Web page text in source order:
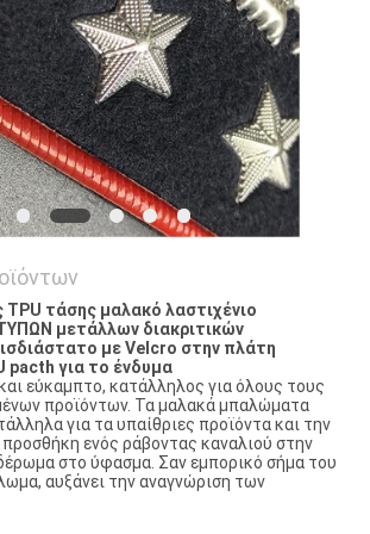
τάσης μαλακό λαστιχένιο
μετάλλων διακριτικών
με Velcro στην πλάτη
pacth για το ένδυμα
εύκαμπτο, κατάλληλος για όλους τους
προϊόντων. Τα μαλακά μπαλώματα
για τα υπαίθριες προϊόντα και την
ενός ράβοντας καναλιού στην
στο ύφασμα. Σαν εμπορικό σήμα του
αυξάνει την αναγνώριση των